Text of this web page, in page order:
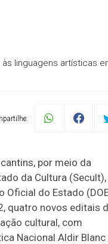
linguagens artísticas
por meio da
da Cultura (Secult),
Oficial do Estado
quatro novos editais
cultural, com
Nacional Aldir Blanc